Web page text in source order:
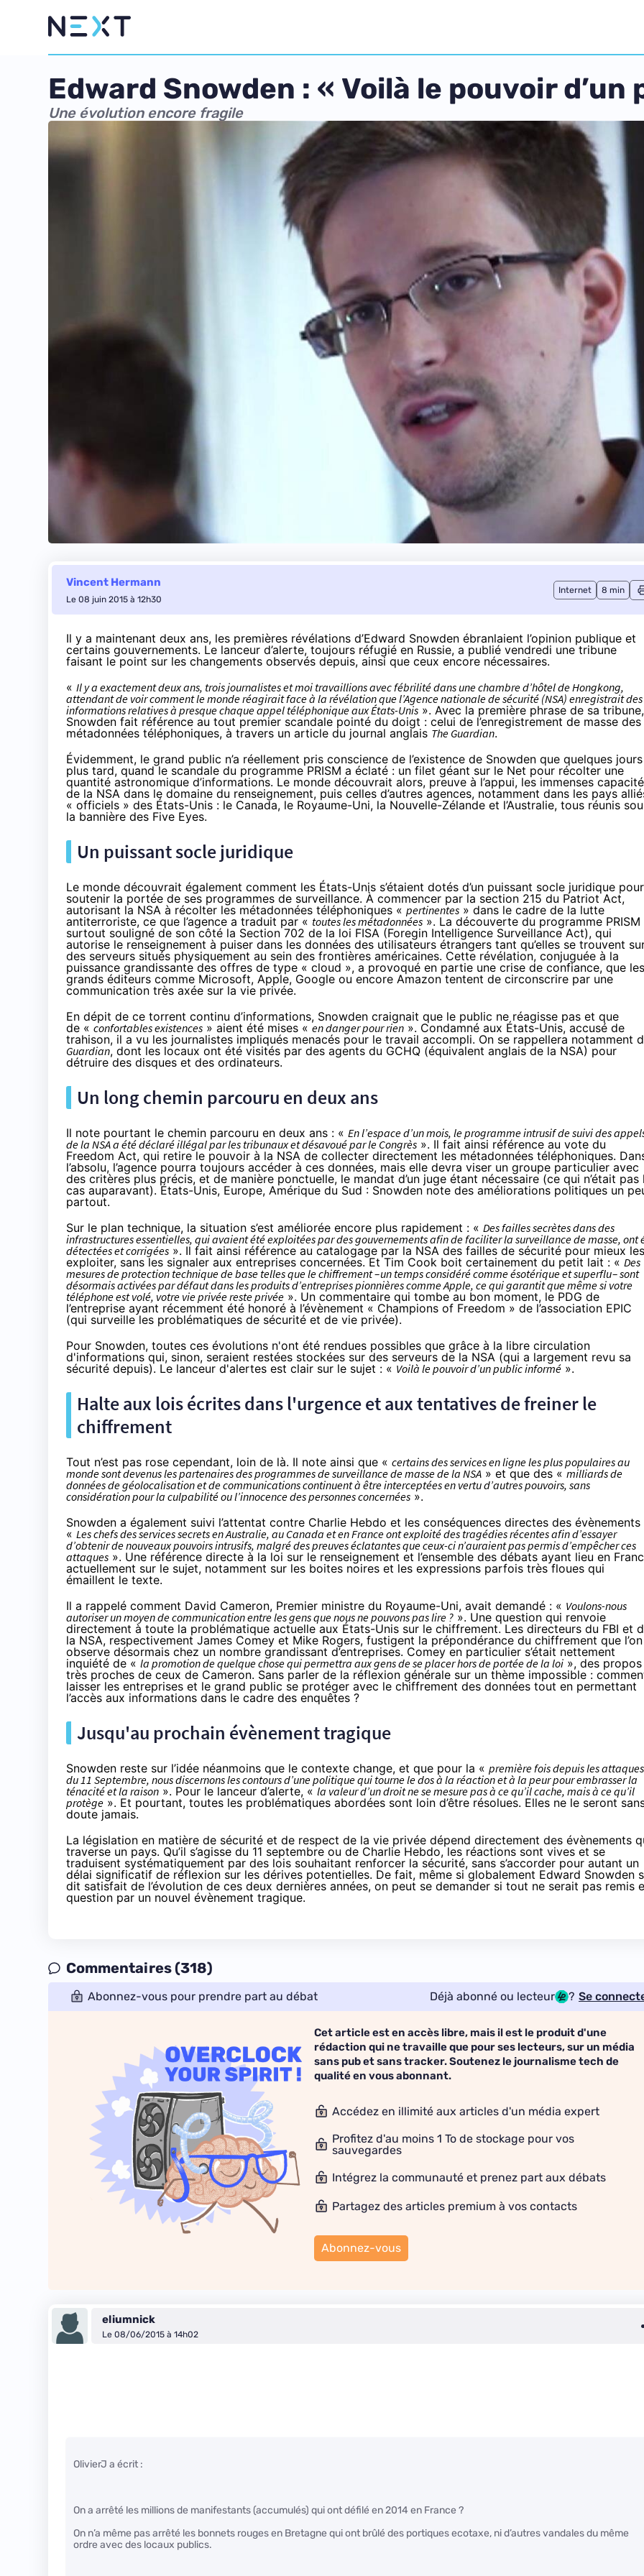
Edward Snowden : « Voilà le pouvoir
Une évolution encore fragile
Vincent Hermann
Le 08 juin 2015 à 12h30
Internet 8 min
Il y a maintenant deux ans, les premières révélations d’Edward Snowden ébranlaient l’opinion publique et
certains gouvernements. Le lanceur d’alerte, toujours réfugié en Russie, a publié vendredi une tribune
faisant le point sur les changements observés depuis, ainsi que ceux encore nécessaires.
« Il y a exactement deux ans, trois journalistes et moi travaillions avec fébrilité dans une chambre d’hôtel de Hongkong,
attendant de voir comment le monde réagirait face à la révélation que l’Agence nationale de sécurité (NSA) enregistrait des
informations relatives à presque chaque appel téléphonique aux États-Unis ». Avec la première phrase de sa tribune,
Snowden fait référence au tout premier scandale pointé du doigt : celui de l’enregistrement de masse des
métadonnées téléphoniques, à travers un article du journal anglais The Guardian.
Évidemment, le grand public n’a réellement pris conscience de l’existence de Snowden que quelques jours
plus tard, quand le scandale du programme PRISM a éclaté : un filet géant sur le Net pour récolter une
quantité astronomique d’informations. Le monde découvrait alors, preuve à l’appui, les immenses
de la NSA dans le domaine du renseignement, puis celles d’autres agences, notamment dans les pays
« officiels » des États-Unis : le Canada, le Royaume-Uni, la Nouvelle-Zélande et l’Australie, tous réunis
la bannière des Five Eyes.
Un puissant socle juridique
Le monde découvrait également comment les États-Unis s’étaient dotés d’un puissant socle juridique pour
soutenir la portée de ses programmes de surveillance. À commencer par la section 215 du Patriot Act,
autorisant la NSA à récolter les métadonnées téléphoniques « pertinentes » dans le cadre de la lutte
antiterroriste, ce que l’agence a traduit par « toutes les métadonnées ». La découverte du programme PRISM
surtout souligné de son côté la Section 702 de la loi FISA (Foregin Intelligence Surveillance Act), qui
autorise le renseignement à puiser dans les données des utilisateurs étrangers tant qu’elles se trouvent
des serveurs situés physiquement au sein des frontières américaines. Cette révélation, conjuguée à la
puissance grandissante des offres de type « cloud », a provoqué en partie une crise de confiance, que les
grands éditeurs comme Microsoft, Apple, Google ou encore Amazontentent de circonscrire par une
communication très axée sur la vie privée.
En dépit de ce torrent continu d’informations, Snowden craignait que le public ne réagisse pas et que
de « confortables existences » aient été mises « en danger pour rien ». Condamné aux États-Unis, accusé de
trahison, il a vu les journalistes impliqués menacés pour le travail accompli. On se rappellera notamment
Guardian, dont les locaux ont été visités par des agents du GCHQ (équivalent anglais de la NSA) pour
détruire des disques et des ordinateurs.
Un long chemin parcouru en deux ans
Il note pourtant le chemin parcouru en deux ans : « En l’espace d’un mois, le programme intrusif de suivi des
de la NSA a été déclaré illégal par les tribunaux et désavoué par le Congrès ». Il fait ainsi référence au vote du
Freedom Act, qui retire le pouvoir à la NSA de collecter directement les métadonnées téléphoniques.
l’absolu, l’agence pourra toujours accéder à ces données, mais elle devra viser un groupe particulier avec
des critères plus précis, et de manière ponctuelle, le mandat d’un juge étant nécessaire (ce qui n’était pas
cas auparavant). États-Unis, Europe, Amérique du Sud : Snowden note des améliorations politiques un
partout.
Sur le plan technique, la situation s’est améliorée encore plus rapidement : « Des failles secrètes dans des
infrastructures essentielles, qui avaient été exploitées par des gouvernements afin de faciliter la surveillance de masse, ont
détectées et corrigées ». Il fait ainsi référence au catalogage par la NSA des failles de sécurité pour mieux les
exploiter, sans les signaler aux entreprises concernées. Et Tim Cook boit certainement du petit lait : « Des
mesures de protection technique de base telles que le chiffrement – un temps considéré comme ésotérique et superflu – sont
désormais activées par défaut dans les produits d’entreprises pionnières comme Apple, ce qui garantit que même si votre
téléphone est volé, votre vie privée reste privée ». Un commentaire qui tombe au bon moment, le PDG de
l’entreprise ayant récemment été honoré à l’évènement « Champions of Freedom » de l’association EPIC
(qui surveille les problématiques de sécurité et de vie privée).
Pour Snowden, toutes ces évolutions n'ont été rendues possibles que grâce à la libre circulation
d'informations qui, sinon, seraient restées stockées sur des serveurs de la NSA (qui a largement revu sa
sécurité depuis). Le lanceur d'alertes est clair sur le sujet : « Voilà le pouvoir d’un public informé ».
Halte aux lois écrites dans l'urgence et aux tentatives de freiner le
chiffrement
Tout n’est pas rose cependant, loin de là. Il note ainsi que « certains des services en ligne les plus populaires au
monde sont devenus les partenaires des programmes de surveillance de masse de la NSA » et que des « milliards de
données de géolocalisation et de communications continuent à être interceptées en vertu d’autres pouvoirs, sans
considération pour la culpabilité ou l’innocence des personnes concernées ».
Snowden a également suivi l’attentat contre Charlie Hebdo et les conséquences directes des évènements
« Les chefs des services secrets en Australie, au Canada et en France ont exploité des tragédies récentes afin d’essayer
d’obtenir de nouveaux pouvoirs intrusifs, malgré des preuves éclatantes que ceux-ci n’auraient pas permis d’empêcher ces
attaques ». Une référence directe à la loi sur le renseignement et l’ensemble des débats ayant lieu en
actuellement sur le sujet, notamment sur les boites noires et les expressions parfois très floues qui
émaillent le texte.
Il a rappelé comment David Cameron, Premier ministre du Royaume-Uni, avait demandé : « Voulons-nous
autoriser un moyen de communication entre les gens que nous ne pouvons pas lire ? ». Une question qui renvoie
directement à toute la problématique actuelle aux États-Unis sur le chiffrement. Les directeurs du FBI et
la NSA, respectivement James Comey et Mike Rogers, fustigent la prépondérance du chiffrement que l’on
observe désormais chez un nombre grandissant d’entreprises. Comey en particulier s’était nettement
inquiété de « la promotion de quelque chose qui permettra aux gens de se placer hors de portée de la loi », des propos
très proches de ceux de Cameron. Sans parler de la réflexion générale sur un thème impossible :
laisser les entreprises et le grand public se protéger avec le chiffrement des données tout en permettant
l’accès aux informations dans le cadre des enquêtes ?
Jusqu'au prochain évènement tragique
Snowden reste sur l’idée néanmoins que le contexte change, et que pour la « première fois depuis les attaques
du 11 Septembre, nous discernons les contours d’une politique qui tourne le dos à la réaction et à la peur pour embrasser la
ténacité et la raison ». Pour le lanceur d’alerte, « la valeur d’un droit ne se mesure pas à ce qu’il cache, mais à ce qu’il
protège ». Et pourtant, toutes les problématiques abordées sont loin d’être résolues. Elles ne le seront
doute jamais.
La législation en matière de sécurité et de respect de la vie privée dépend directement des évènements
traverse un pays. Qu’il s’agisse du 11 septembre ou de Charlie Hebdo, les réactions sont vives et se
traduisent systématiquement par des lois souhaitant renforcer la sécurité, sans s’accorder pour autant un
délai significatif de réflexion sur les dérives potentielles. De fait, même si globalement Edward Snowden
dit satisfait de l’évolution de ces deux dernières années, on peut se demander si tout ne serait pas remis
question par un nouvel évènement tragique.
Commentaires (318)
Abonnez-vous pour prendre part au débat Déjà abonné ou lecteur ? Se
Cet article est en accès libre, mais il est le produit d'une
rédaction qui ne travaille que pour ses lecteurs, sur un média
sans pub et sans tracker. Soutenez le journalisme tech de
qualité en vous abonnant.
Accédez en illimité aux articles d'un média expert
Profitez d'au moins 1 To de stockage pour vos
sauvegardes
Intégrez la communauté et prenez part aux débats
Partagez des articles premium à vos contacts
Abonnez-vous
eliumnick
Le 08/06/2015 à 14h02
OlivierJ a écrit :
On a arrêté les millions de manifestants (accumulés) qui ont défilé en 2014 en France ?
On n’a même pas arrêté les bonnets rouges en Bretagne qui ont brûlé des portiques ecotaxe, ni d’autres vandales du même
ordre avec des locaux publics.